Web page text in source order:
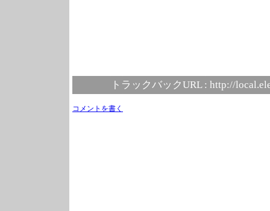
トラックバックURL : http://
コメントを書く